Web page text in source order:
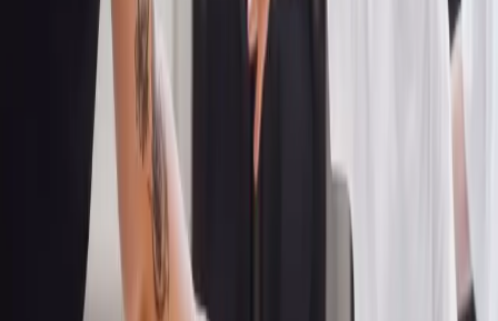
Nette, kompetente Lehrer und angenehme, freundliche
Trainingsräume. Es finden regelmäßige Prüfungen statt
für die Kids sogar ein Weihnachtsgeschenk. Mein
bereits im 4. Jahr. Empfehlenswert!
Susanne H.
Google-Rezension